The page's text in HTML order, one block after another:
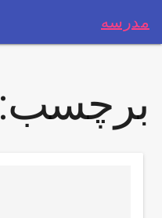
مدرسه
برچسب: